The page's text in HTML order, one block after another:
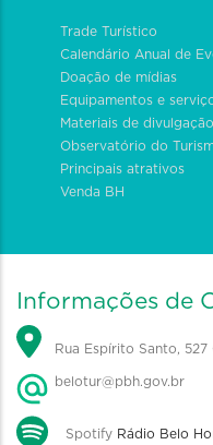
Trade Turístico
Calendário Anual de
Doação de mídias
Equipamentos e
Materiais de divulgação
Observatório do
Principais atrativos
Venda BH
Informações de
Rua Espírito Santo,
belotur@pbh.gov.br
Spotify Rádio Belo